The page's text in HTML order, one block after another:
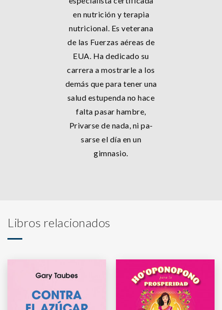
en nutrición y terapia
nutricional. Es veterana
de las Fuerzas aéreas de
EUA. Ha dedicado su
carrera a mostrarle a los
demás que para tener una
salud estupenda no hace
falta pasar hambre,
Privarse de nada, ni pa-
sarse el día en un
gimnasio.
Libros relacionados